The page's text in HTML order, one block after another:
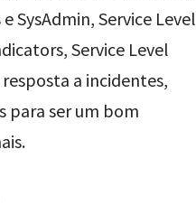
SysAdmin, Service Level
Service Level
a incidentes,
para ser um bom